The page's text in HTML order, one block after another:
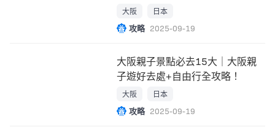
兒童免費住
大阪 日本
攻略 2025-09-19
大阪親子景點必去15大｜大阪親
子遊好去處+自由行全攻略！
大阪 日本
攻略 2025-09-19